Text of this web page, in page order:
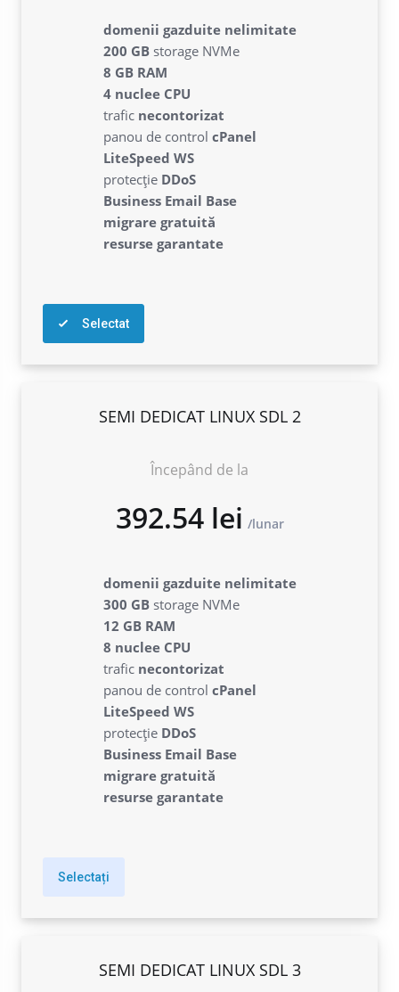
261.68 lei lunar
domenii gazduite nelimitate
200 GBstorage NVMe
8 GB RAM
4 nuclee CPU
trafic necontorizat
panou de control cPanel
LiteSpeed WS
protecție DDoS
Business Email Base
migrare gratuită
resurse garantate
Selectat
SEMI DEDICAT LINUX SDL 2
Începând de la
392.54 lei
domenii gazduite nelimitate
300 GBstorage NVMe
12 GB RAM
8 nuclee CPU
trafic necontorizat
panou de control cPanel
LiteSpeed WS
protecție DDoS
Business Email Base
migrare gratuită
resurse garantate
Selectați
SEMI DEDICAT LINUX SDL 3